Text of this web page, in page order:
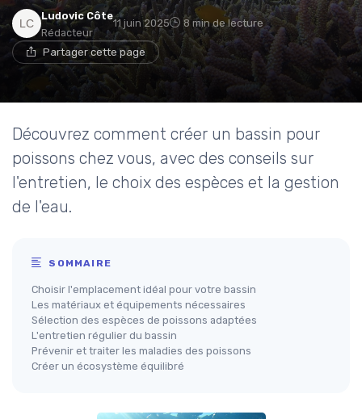
Ludovic Côte
Rédacteur
11 juin 2025 8 min de lecture
Partager cette page
Découvrez comment créer un bassin pour
poissons chez vous, avec des conseils sur
l'entretien, le choix des espèces et la gestion
de l'eau.
SOMMAIRE
Choisir l'emplacement idéal pour votre bassin
Les matériaux et équipements nécessaires
Sélection des espèces de poissons adaptées
L'entretien régulier du bassin
Prévenir et traiter les maladies des poissons
Créer un écosystème équilibré